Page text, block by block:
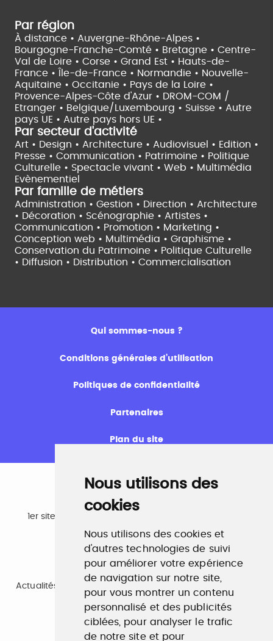
Nous utilisons des
cookies
Nous utilisons des cookies et
d'autres technologies de suivi
pour améliorer votre expérience
de navigation sur notre site,
pour vous montrer un contenu
personnalisé et des publicités
ciblées, pour analyser le trafic
de notre site et pour
Par région
À distance • Auvergne-Rhône-Alpes •
Bourgogne-Franche-Comté • Bretagne • Centre-
Val de Loire • Corse • Grand Est • Hauts-de-
France •
Île-de-France • Normandie • Nouvelle-
Aquitaine • Occitanie • Pays de la Loire •
Provence-Alpes-Côte d'Azur • DROM-COM /
Etranger • Belgique/Luxembourg • Suisse • Autre
pays UE • Autre pays hors UE •
Par secteur d'activité
Art • Design • Architecture • Audiovisuel • Edition •
Presse • Communication • Patrimoine • Politique
Culturelle • Spectacle vivant • Web • Multimédia
Evènementiel
Par famille de métiers
Administration • Gestion • Direction • Architecture
• Décoration • Scénographie • Artistes •
Communication • Promotion • Marketing •
Conception web • Multimédia • Graphisme •
Conservation du Patrimoine • Politique Culturelle
• Diffusion • Distribution • Commercialisation
Qui sommes-nous ?
Conditions générales d’utilisation
Politiques de confidentialité
Partenaires
Plan du site
Emploi
1er site emploi du secteur culturel 784.000 visites et
www.profilculture.com
Formation
Actualités, guide et annuaire des formations aux métiers
de la culture.
www.profilculture-formation.com